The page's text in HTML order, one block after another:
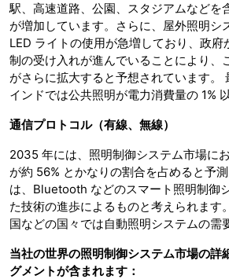
駅、高速道路、公園、スタジアムなどを
が増加しています。さらに、屋外照明シ
LED ライトの使用が急増しており、政府
制の受け入れが進んでいることにより、
がさらに拡大すると予想されています。
インドでは公共照明が電力消費量の 1%
通信プロトコル（有線、無線）
2035 年には、照明制御システム市場に
が約 56% とかなりの割合を占めると予
は、Bluetooth などのスマート照明制御
た技術の進歩によるものと考えられます
国などの国々では自動照明システムの需
当社の世界の照明制御システム市場の詳
グメントが含まれます：